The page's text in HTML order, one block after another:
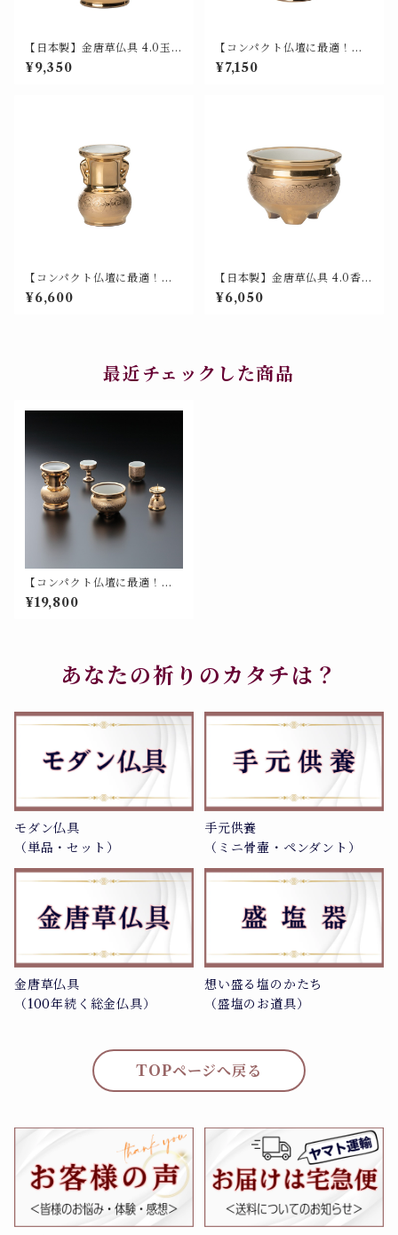
【日本製】金唐草仏具 4.0玉仏
花（花瓶 / 仏花瓶）美濃焼 山
源 700-003
¥9,350
【コンパクト仏壇に最適！】
金唐草仏具 3.5玉仏花（花瓶 /
仏花瓶）日本製 美濃焼 山源謹
¥7,150
【コンパクト仏壇に最適！】
金唐草仏具 3.0玉仏花（花瓶 /
仏花瓶）日本製 美濃焼 山源謹
¥6,600
【日本製】金唐草仏具 4.0香
炉 美濃焼 山源 700-008
¥6,050
最近チェックした商品
【コンパクト仏壇に最適！】
本金の金唐草ミニ仏具 五具足
セット（日本製）美濃焼 山源
¥19,800
あなたの祈りのカタチは？
モダン仏具
（単品・セット）
手元供養
（ミニ骨壷・ペンダント）
金唐草仏具
（100年続く総金仏具）
想い盛る塩のかたち
（盛塩のお道具）
TOPページへ戻る